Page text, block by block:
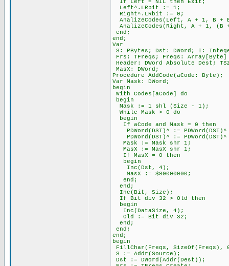
If Left = NIL then Exit;
Left^.LRbit := 1;
Right^.LRbit := 0;
AnalizeCodes(Left, A + 1, B +
AnalizeCodes(Right, A + 1, (B
end;
end;
Var
S: PBytes; Dst: DWord; I:
Frs: TFreqs; Freqs: Array[Byte]
Header: DWord Absolute Dest;
MasX: DWord;
Procedure AddCode(aCode: Byte);
Var Mask: DWord;
begin
With Codes[aCode] do
begin
Mask := 1 shl (Size - 1);
While Mask > 0 do
begin
If aCode and Mask = 0 then
PDWord(DST)^ :=
PDWord(DST)^ :=
Mask := Mask shr 1;
MasX := MasX shr 1;
If MasX = 0 then
begin
Inc(Dst, 4);
MasX := $80000000;
end;
end;
Inc(Bit, Size);
If Bit div 32 > Old then
begin
Inc(DataSize, 4);
Old := Bit div 32;
end;
end;
end;
begin
FillChar(Freqs, SizeOf(Freqs),
S := Addr(Source);
Dst := DWord(Addr(Dest));